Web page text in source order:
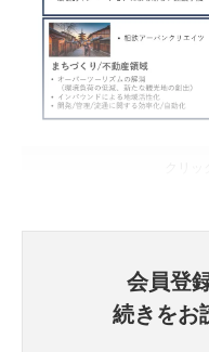
会員登
続きをお